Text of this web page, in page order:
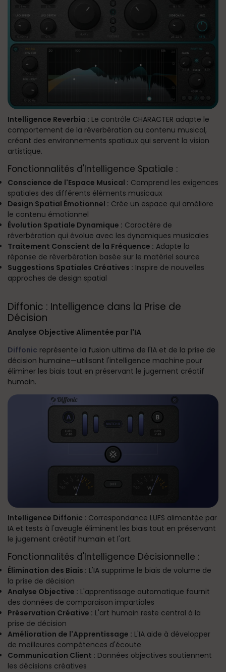
Intelligence Reverbia : Le contrôle CHARACTER adapte le
comportement de la réverbération au contenu musical,
créant des environnements spatiaux qui servent la vision
artistique.
Fonctionnalités d'Intelligence Spatiale :
Conscience de l'Espace Musical : Comprend les exigences
spatiales des différents éléments musicaux
Design Spatial Émotionnel : Crée un espace qui améliore
le contenu émotionnel
Évolution Spatiale Dynamique : Caractère de
réverbération qui évolue avec les dynamiques musicales
Traitement Conscient de la Fréquence : Adapte la
réponse de réverbération basée sur le matériel source
Suggestions Spatiales Créatives : Inspire de nouvelles
approches de design spatial
Diffonic : Intelligence dans la Prise de
Décision
Analyse Objective Alimentée par l'IA
Diffonic représente la fusion ultime de l'IA et de la prise de
décision humaine—utilisant l'intelligence machine pour
éliminer les biais tout en préservant le jugement créatif
humain.
Intelligence Diffonic : Correspondance LUFS alimentée par
IA et tests à l'aveugle éliminent les biais tout en préservant
le jugement créatif humain et l'art.
Fonctionnalités d'Intelligence Décisionnelle :
Élimination des Biais : L'IA supprime le biais de volume de
la prise de décision
Analyse Objective : L'apprentissage automatique fournit
des données de comparaison impartiales
Préservation Créative : L'art humain reste central à la
prise de décision
Amélioration de l'Apprentissage : L'IA aide à développer
de meilleures compétences d'écoute
Communication Client : Données objectives soutiennent
les décisions créatives